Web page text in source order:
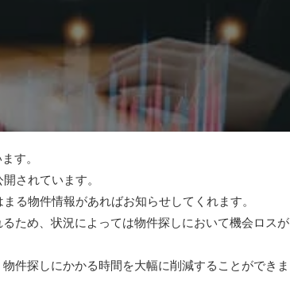
す。
されています。
る物件情報があればお知らせしてくれます。
ため、状況によっては物件探しにおいて機会ロスが
件探しにかかる時間を大幅に削減することができま